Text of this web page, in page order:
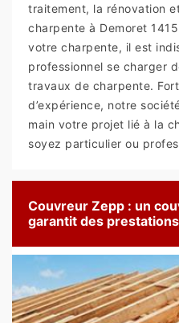
traitement, la rénovation
charpente à Demoret
votre charpente, il est
professionnel se charger
travaux de charpente.
d’expérience, notre
main votre projet lié à la
soyez particulier ou
Couvreur Zepp : un
garantit des